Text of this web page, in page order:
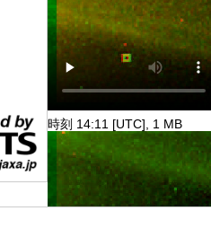
時刻 14:11 [UTC], 1 MB